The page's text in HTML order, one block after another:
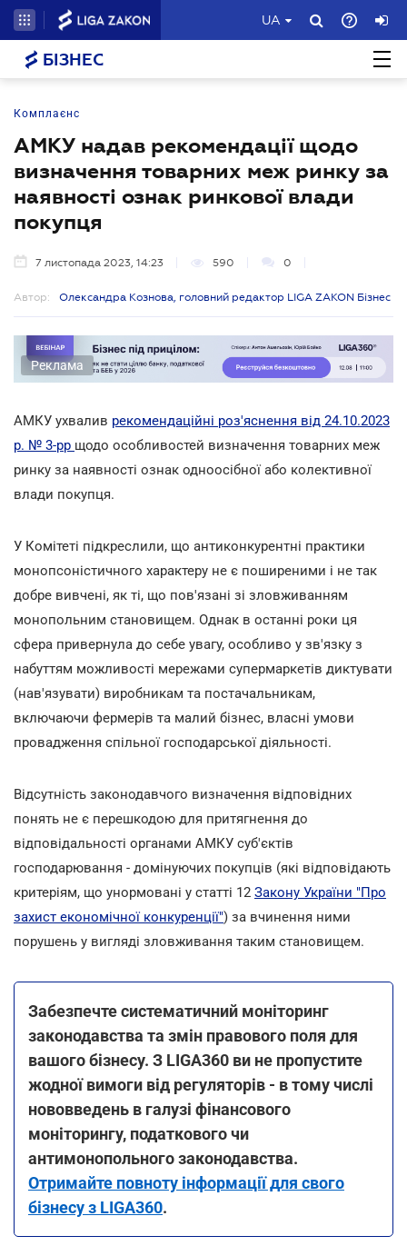
UA
БІЗНЕС
Комплаєнс
АМКУ надав рекомендації щодо
визначення товарних меж ринку за
наявності ознак ринкової влади
покупця
7 листопада 2023, 14:23 590 0
Автор: Олександра Кознова, головний редактор LIGA ZAKON Бізнес
Реклама
АМКУ ухвалив рекомендаційні роз'яснення від 24.10.2023
р. № 3-рр щодо особливостей визначення товарних меж
ринку за наявності ознак одноосібної або колективної
влади покупця.
У Комітеті підкреслили, що антиконкурентні практики
монопсоністичного характеру не є поширеними і не так
добре вивчені, як ті, що пов'язані зі зловживанням
монопольним становищем. Однак в останні роки ця
сфера привернула до себе увагу, особливо у зв'язку з
набуттям можливості мережами супермаркетів диктувати
(нав'язувати) виробникам та постачальникам,
включаючи фермерів та малий бізнес, власні умови
провадження спільної господарської діяльності.
Відсутність законодавчого визначення відповідних
понять не є перешкодою для притягнення до
відповідальності органами АМКУ суб'єктів
господарювання - домінуючих покупців (які відповідають
критеріям, що унормовані у статті 12 Закону України "Про
захист економічної конкуренції") за вчинення ними
порушень у вигляді зловживання таким становищем.
Забезпечте систематичний моніторинг
законодавства та змін правового поля для
вашого бізнесу. З LIGA360 ви не пропустите
жодної вимоги від регуляторів - в тому числі
нововведень в галузі фінансового
моніторингу, податкового чи
антимонопольного законодавства.
Отримайте повноту інформації для свого
бізнесу з LIGA360.